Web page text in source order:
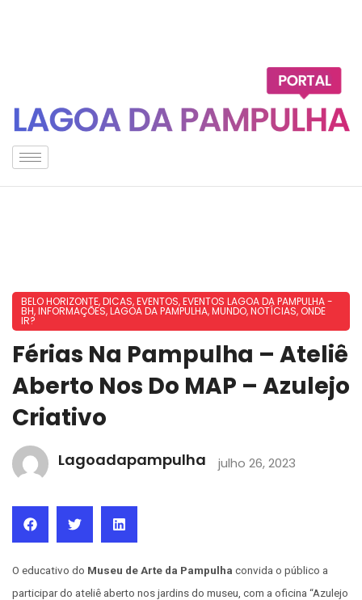
BELO HORIZONTE,DICAS,EVENTOS,EVENTOS LAGOA DA PAMPULHA -
BH,INFORMAÇÕES,LAGOA DA PAMPULHA,MUNDO,NOTÍCIAS, ONDE
IR?
Férias Na Pampulha – Ateliê
Aberto Nos Do MAP – Azulejo
Criativo
Lagoadapampulha julho 26, 2023
O educativo do Museu de Arte da Pampulha convida o público a
participar do ateliê aberto nos jardins do museu, com a oficina “Azulejo